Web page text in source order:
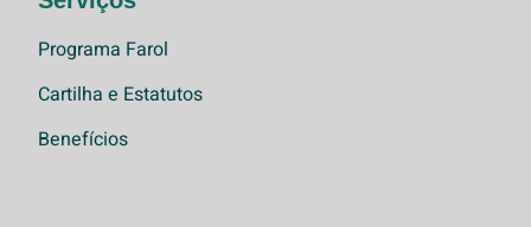
Programa Farol
Cartilha e Estatutos
Benefícios